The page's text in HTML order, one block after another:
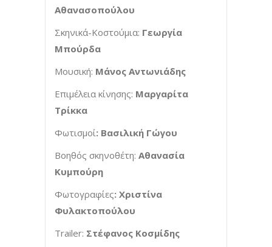
Αθανασοπούλου
Σκηνικά-Κοστούμια: Γεωργία
Μπούρδα
Μουσική: Μάνος Αντωνιάδης
Επιμέλεια κίνησης: Μαργαρίτα
Τρίκκα
Φωτισμοί: Βασιλική Γώγου
Βοηθός σκηνοθέτη: Αθανασία
Κυμπούρη
Φωτογραφίες: Χριστίνα
Φυλακτοπούλου
Trailer: Στέφανος Κοσμίδης